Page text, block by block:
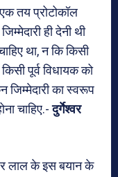
तय प्रोटोकॉल
ही देनी थी
था, न कि किसी
पूर्व विधायक को
जिम्मेदारी का स्वरूप
चाहिए.-दुर्गेश्वर
लाल के इस बयान के